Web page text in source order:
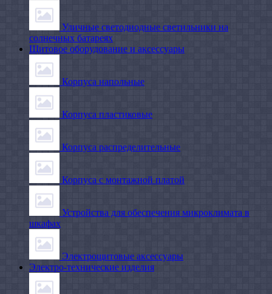
Уличные светодиодные светильники на
солнечных батареях
Щитовое оборудование и аксессуары
Корпуса напольные
Корпуса пластиковые
Корпуса распределительные
Корпуса с монтажной платой
Устройства для обеспечения микроклимата в
шкафах
Электрощитовые аксессуары
Электро-технические изделия